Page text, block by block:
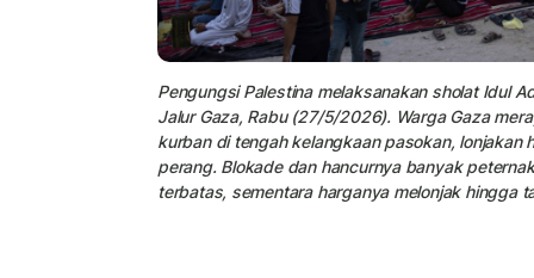
Pengungsi Palestina melaksanakan sholat Idul
Jalur Gaza, Rabu (27/5/2026). Warga Gaza
kurban di tengah kelangkaan pasokan,
perang. Blokade dan hancurnya banyak
terbatas, sementara harganya melonjak hingga